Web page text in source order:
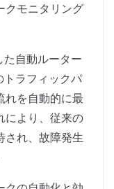
クモニタリング
自動ルーター
トラフィックパ
れを自動的に最
により、従来の
され、故障発生